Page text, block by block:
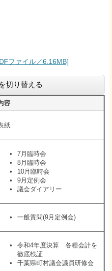
ファイル／6.16MB]
切り替える
容
紙
7月臨時会
8月臨時会
10月臨時会
9月定例会
議会ダイアリー
一般質問(9月定例会)
令和4年度決算 各種会計を
徹底検証
千葉県町村議会議員研修会